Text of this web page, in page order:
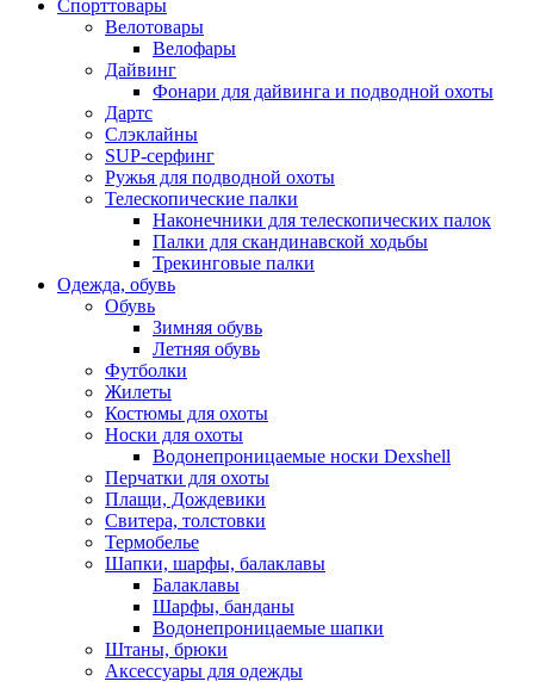
Спорттовары
Велотовары
Велофары
Дайвинг
Фонари для дайвинга и подводной охоты
Дартс
Cлэклайны
SUP-серфинг
Ружья для подводной охоты
Телескопические палки
Наконечники для телескопических палок
Палки для скандинавской ходьбы
Трекинговые палки
Одежда, обувь
Обувь
Зимняя обувь
Летняя обувь
Футболки
Жилеты
Костюмы для охоты
Носки для охоты
Водонепроницаемые носки Dexshell
Перчатки для охоты
Плащи, Дождевики
Свитера, толстовки
Термобелье
Шапки, шарфы, балаклавы
Балаклавы
Шарфы, банданы
Водонепроницаемые шапки
Штаны, брюки
Аксессуары для одежды